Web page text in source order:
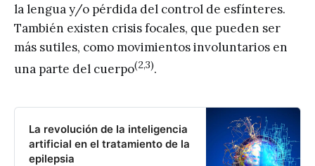
la lengua y/o pérdida del control de esfínteres.
También existen crisis focales, que pueden ser
más sutiles, como movimientos involuntarios en
una parte del cuerpo(2,3).
La revolución de la inteligencia
artificial en el tratamiento de la
epilepsia